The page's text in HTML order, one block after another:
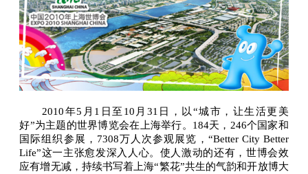
2010年5月1日至10月31日，以“城市，让生活更美
好”为主题的世界博览会在上海举行。184天，246个国家和
国际组织参展，7308万人次参观展览，“Better City Better
Life”这一主张愈发深入人心。使人激动的还有，世博会效
应有增无减，持续书写着上海“繁花”共生的气韵和开放博大